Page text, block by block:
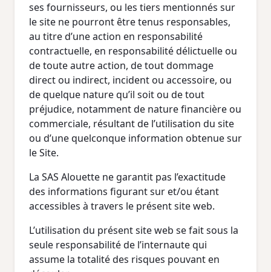
ses fournisseurs, ou les tiers mentionnés sur
le site ne pourront être tenus responsables,
au titre d’une action en responsabilité
contractuelle, en responsabilité délictuelle ou
de toute autre action, de tout dommage
direct ou indirect, incident ou accessoire, ou
de quelque nature qu’il soit ou de tout
préjudice, notamment de nature financière ou
commerciale, résultant de l’utilisation du site
ou d’une quelconque information obtenue sur
le Site.
La SAS Alouette ne garantit pas l’exactitude
des informations figurant sur et/ou étant
accessibles à travers le présent site web.
L’utilisation du présent site web se fait sous la
seule responsabilité de l’internaute qui
assume la totalité des risques pouvant en